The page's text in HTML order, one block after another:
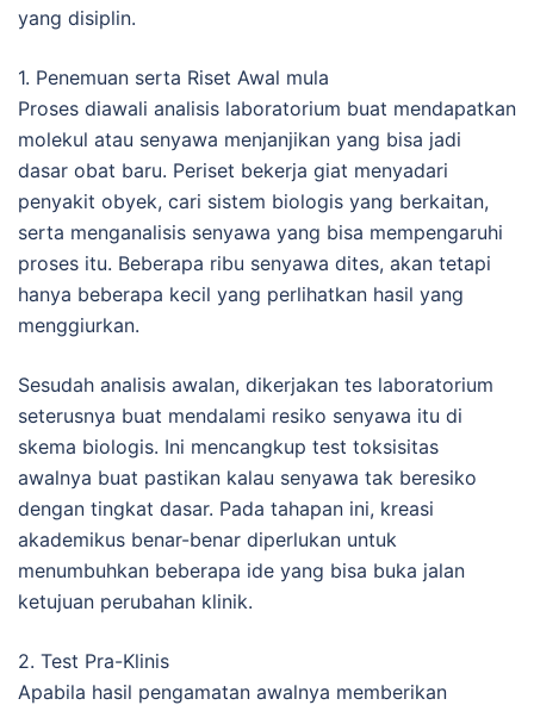
yang disiplin.
1. Penemuan serta Riset Awal mula
Proses diawali analisis laboratorium buat mendapatkan
molekul atau senyawa menjanjikan yang bisa jadi
dasar obat baru. Periset bekerja giat menyadari
penyakit obyek, cari sistem biologis yang berkaitan,
serta menganalisis senyawa yang bisa mempengaruhi
proses itu. Beberapa ribu senyawa dites, akan tetapi
hanya beberapa kecil yang perlihatkan hasil yang
menggiurkan.
Sesudah analisis awalan, dikerjakan tes laboratorium
seterusnya buat mendalami resiko senyawa itu di
skema biologis. Ini mencangkup test toksisitas
awalnya buat pastikan kalau senyawa tak beresiko
dengan tingkat dasar. Pada tahapan ini, kreasi
akademikus benar-benar diperlukan untuk
menumbuhkan beberapa ide yang bisa buka jalan
ketujuan perubahan klinik.
2. Test Pra-Klinis
Apabila hasil pengamatan awalnya memberikan